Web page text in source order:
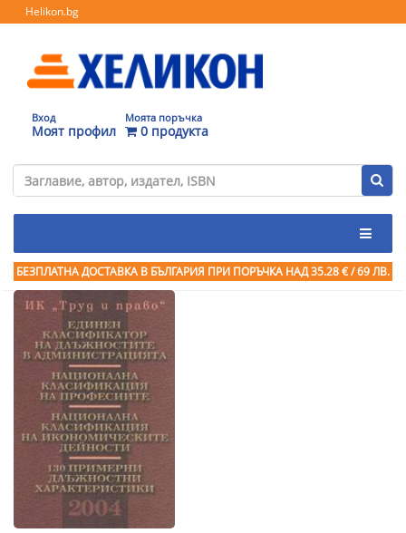
Helikon.bg
Вход
Моят профил
Моята поръчка
0 продукта
БЕЗПЛАТНА ДОСТАВКА В БЪЛГАРИЯ ПРИ ПОРЪЧКА НАД 35.28 € / 69 ЛВ.